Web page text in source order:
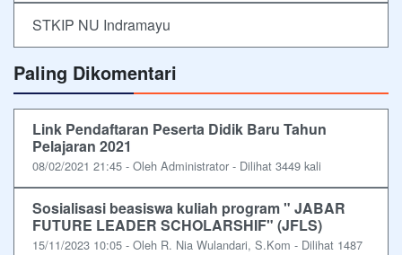
STKIP NU Indramayu
Paling Dikomentari
Link Pendaftaran Peserta Didik Baru Tahun
Pelajaran 2021
08/02/2021 21:45 - Oleh Administrator - Dilihat 3449 kali
Sosialisasi beasiswa kuliah program " JABAR
FUTURE LEADER SCHOLARSHIF" (JFLS)
15/11/2023 10:05 - Oleh R. Nia Wulandari, S.Kom - Dilihat 1487